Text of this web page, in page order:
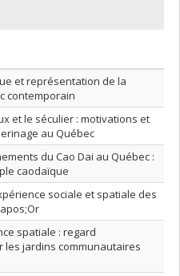
order
et représentation de la
contemporain
et le séculier : motivations et
au Québec
du Cao Dai au Québec :
caodaïque
sociale et spatiale des
spatiale : regard
jardins communautaires